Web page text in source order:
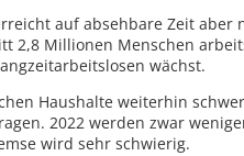
auf absehbare Zeit aber
2,8 Millionen Menschen
wächst.
Haushalte weiterhin
2022 werden zwar
wird sehr schwierig.